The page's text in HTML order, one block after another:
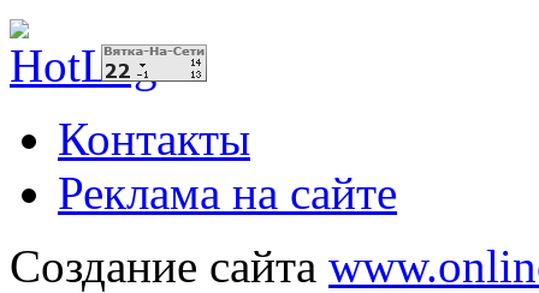
Контакты
Реклама на сайте
Создание сайта